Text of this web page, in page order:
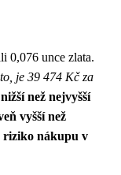
0,076 unce zlata.
je 39 474 Kč za
než nejvyšší
vyšší než
riziko nákupu v